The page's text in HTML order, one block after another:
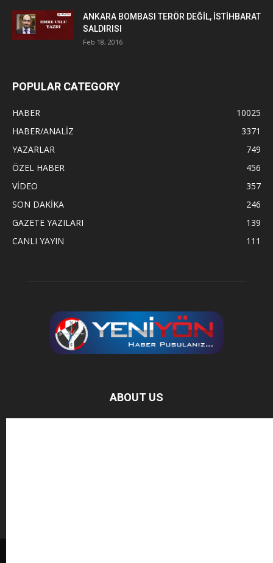
ANKARA BOMBASI TERÖR DEĞİL, İSTİHBARAT
SALDIRISI
Feb 18, 2016
POPULAR CATEGORY
HABER
10025
HABER/ANALİZ
3371
YAZARLAR
749
ÖZEL HABER
456
VİDEO
357
SON DAKİKA
246
GAZETE YAZILARI
139
CANLI YAYIN
111
ABOUT US